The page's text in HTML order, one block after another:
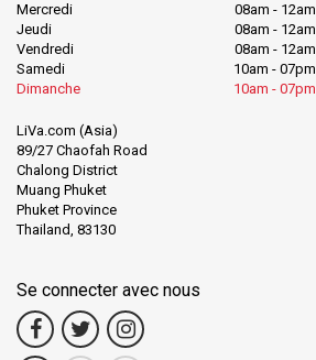
Mercredi
08am - 12am
Jeudi
08am - 12am
Vendredi
08am - 12am
Samedi
10am - 07pm
Dimanche
10am - 07pm
LiVa.com (Asia)
89/27 Chaofah Road
Chalong District
Muang Phuket
Phuket Province
Thailand, 83130
Se connecter avec nous